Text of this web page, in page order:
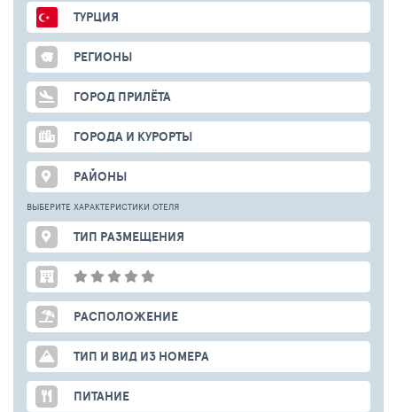
ТУРЦИЯ
РЕГИОНЫ
ГОРОД ПРИЛЁТА
ГОРОДА И КУРОРТЫ
РАЙОНЫ
ВЫБЕРИТЕ ХАРАКТЕРИСТИКИ ОТЕЛЯ
ТИП РАЗМЕЩЕНИЯ
РАСПОЛОЖЕНИЕ
ТИП И ВИД ИЗ НОМЕРА
ПИТАНИЕ